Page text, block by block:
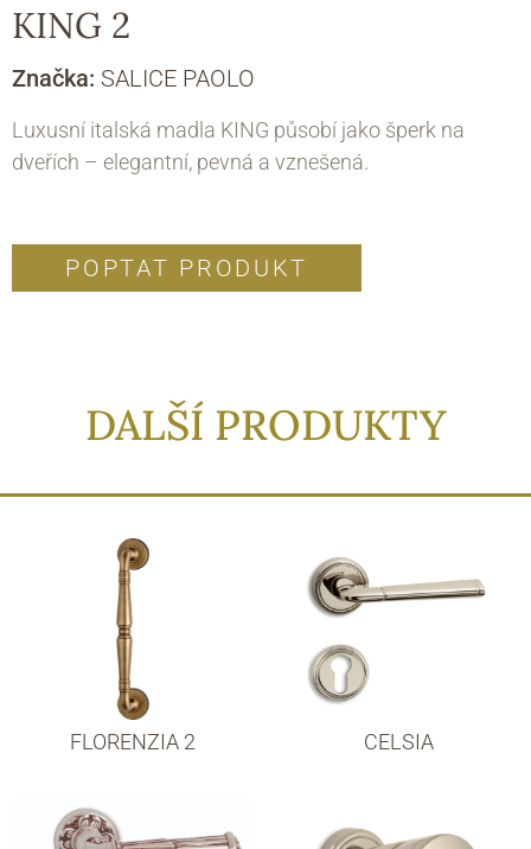
KING 2
Značka: SALICE PAOLO
Luxusní italská madla KING působí jako šperk na
dveřích – elegantní, pevná a vznešená.
POPTAT PRODUKT
DALŠÍ PRODUKTY
FLORENZIA 2 CELSIA